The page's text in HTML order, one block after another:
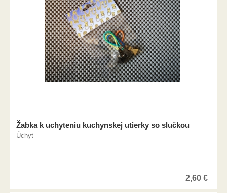
Žabka k uchyteniu kuchynskej utierky so slučkou
Úchyt
2,60 €